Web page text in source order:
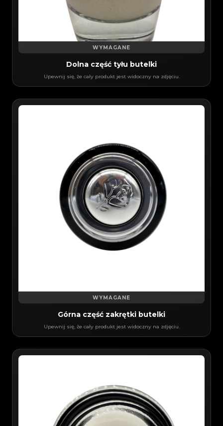
WYMAGANE
Dolna część tyłu butelki
Upewnij się, że cały produkt jest widoczny na zdjęciu.
WYMAGANE
Górna część zakrętki butelki
Upewnij się, że cały produkt jest widoczny na zdjęciu.